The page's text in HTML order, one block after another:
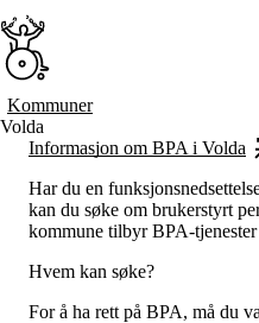
til
hovedinnhold
Søk:
Hva vi gjør
BPA – Borgerstyrt personlig
Beslutningsstøtteråd
Funksjonsassistanse
Stolte, sterke og synlige historier
Ti gode grunner til å velge Uloba
Engasjer deg
Bli medlem
Kommuner
Volda
Informasjon om BPA i Volda
Har du en
kan du søke om brukerstyrt
kommune tilbyr BPA-
Hvem kan søke?
For å ha rett på BPA, må du